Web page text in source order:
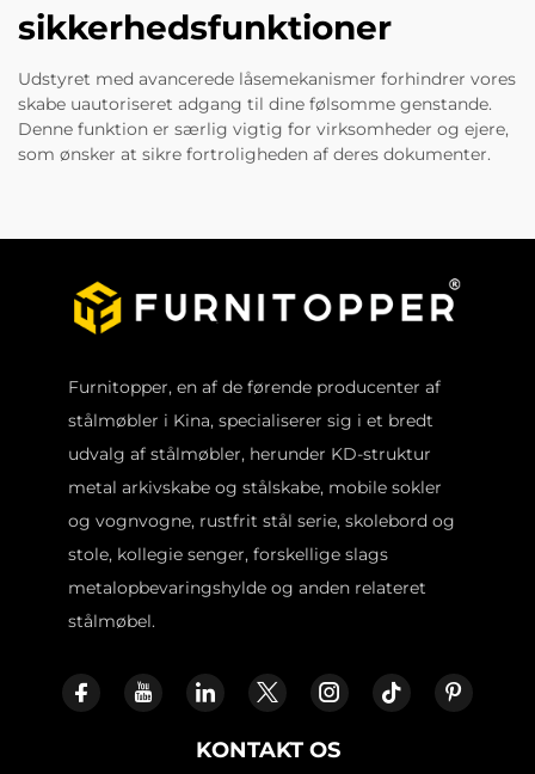
sikkerhedsfunktioner
Udstyret med avancerede låsemekanismer forhindrer vores
skabe uautoriseret adgang til dine følsomme genstande.
Denne funktion er særlig vigtig for virksomheder og ejere,
som ønsker at sikre fortroligheden af deres dokumenter.
Furnitopper, en af de førende producenter af
stålmøbler i Kina, specialiserer sig i et bredt
udvalg af stålmøbler, herunder KD-struktur
metal arkivskabe og stålskabe, mobile sokler
og vognvogne, rustfrit stål serie, skolebord og
stole, kollegie senger, forskellige slags
metalopbevaringshylde og anden relateret
stålmøbel.
KONTAKT OS